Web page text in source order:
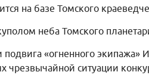
на базе Томского
неба Томского
«огненного экипажа»
чрезвычайной ситуации